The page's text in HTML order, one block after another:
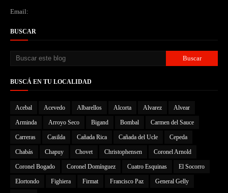
Email:
BUSCAR
BUSCÁ EN TU LOCALIDAD
Acebal Acevedo Albarellos Alcorta Alvarez Alvear
Arminda Arroyo Seco Bigand Bombal Carmen del Sauce
Carreras Casilda Cañada Rica Cañada del Ucle Cepeda
Chabás Chapuy Chovet Christophensen Coronel Arnold
Coronel Bogado Coronel Domínguez Cuatro Esquinas El Socorro
Elortondo Fighiera Firmat Francisco Paz General Gelly